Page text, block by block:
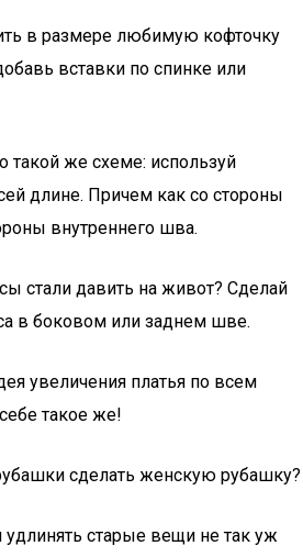
в размере любимую кофточку
вставки по спинке или
такой же схеме: используй
длине. Причем как со стороны
внутреннего шва.
стали давить на живот? Сделай
в боковом или заднем шве.
увеличения платья по всем
такое же!
сделать женскую рубашку?
старые вещи не так уж